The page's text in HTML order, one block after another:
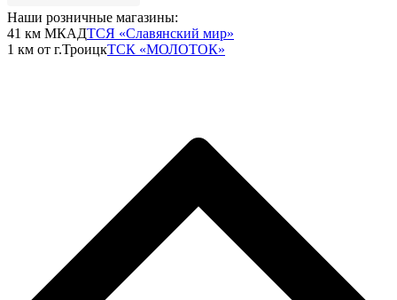
Наши розничные магазины:
41 км МКАДТСЯ «Славянский мир»
1 км от г.ТроицкТСК «МОЛОТОК»